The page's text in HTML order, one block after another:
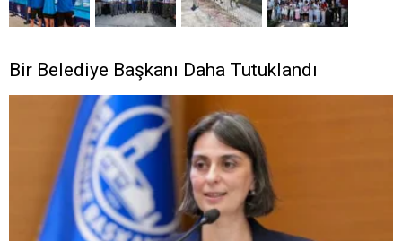
Bir Belediye Başkanı Daha Tutuklandı